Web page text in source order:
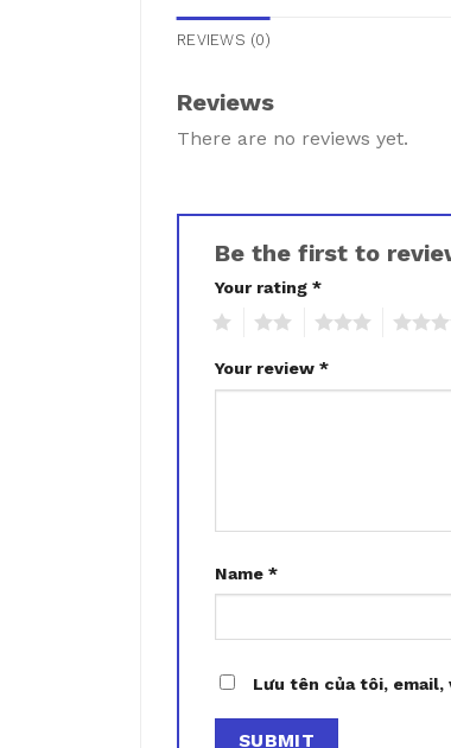
REVIEWS (0)
Reviews
There are no reviews yet.
Be the first to
Your rating *
Your review *
Name *
Lưu tên của tôi,